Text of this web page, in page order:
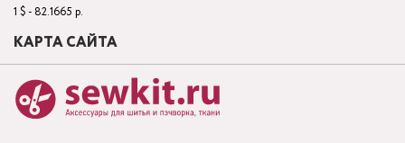
1 $ - 82.1665 р.
КАРТА САЙТА